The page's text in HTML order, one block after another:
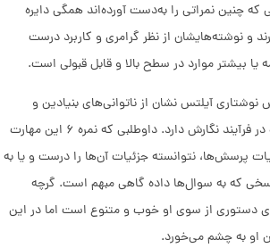
چنین نمراتی را به‌دست آورده‌اند همگی دایره
و نوشته‌هایشان از نظر گرامری و کاربرد درست
بیشتر موارد در سطح بالا و قابل قبولی است.
از ۶ در بخش نوشتاری آیلتس نشان از ناتوانی‌های بنیادین و
اشتباهات اساسی داوطلب در فرآیند نگارش دارد. داوطلبی که نمره ۶ این مهارت
پرسش‌ها، نتوانسته جزئیات آن‌ها را درست و یا به
که به سوال‌ها داده گاهی مبهم است. گرچه
دستوری از سوی او خوب و متنوع است اما در این
او به چشم می‌خورد.